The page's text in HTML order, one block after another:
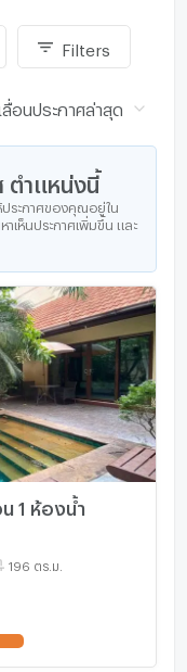
Filters
ลื่อนประกาศล่าสุด
ตำแหน่งนี้
ประกาศของคุณอยู่ใน
เห็นประกาศเพิ่มขึ้น และ
1 ห้องนอน 1 ห้องน้ำ
196 ตร.ม.